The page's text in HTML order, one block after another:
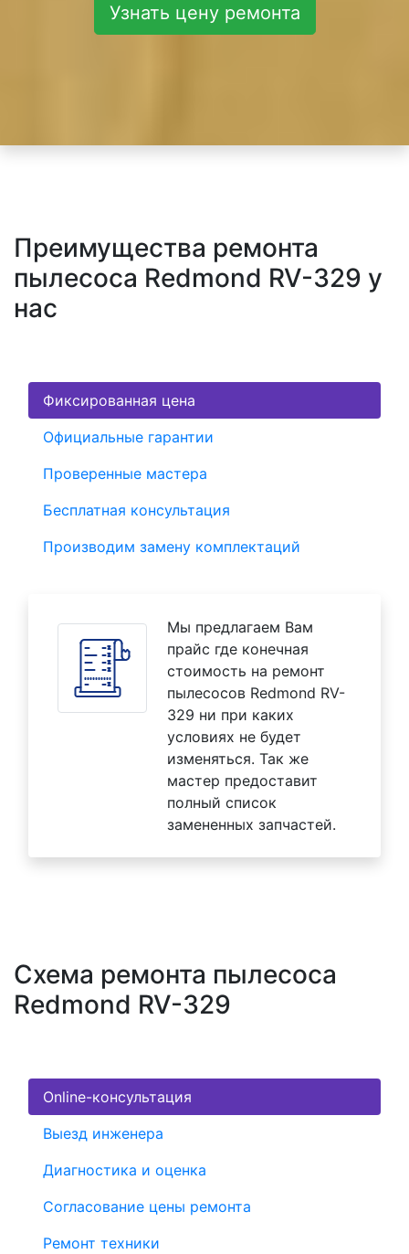
Узнать цену ремонта
Преимущества ремонта
пылесоса Redmond RV-329 у
нас
Фиксированная цена
Официальные гарантии
Проверенные мастера
Бесплатная консультация
Производим замену комплектаций
Мы предлагаем Вам
прайс где конечная
стоимость на ремонт
пылесосов Redmond RV-
329 ни при каких
условиях не будет
изменяться. Так же
мастер предоставит
полный список
замененных запчастей.
Схема ремонта пылесоса
Redmond RV-329
Online-консультация
Выезд инженера
Диагностика и оценка
Согласование цены ремонта
Ремонт техники